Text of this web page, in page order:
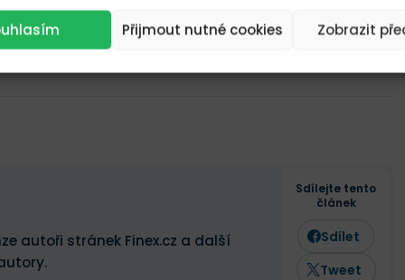
Přijmout nutné cookies Zobrazit
autoři stránek Finex.cz a další
Sdílejte tento
článek
Sdílet
Tweet